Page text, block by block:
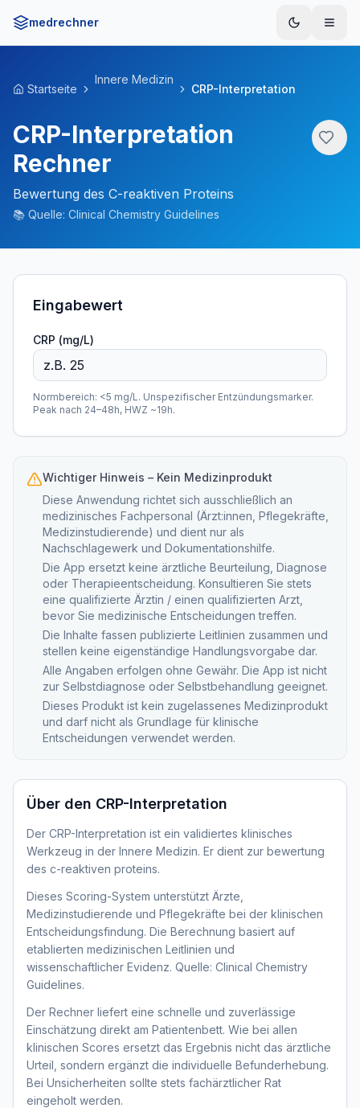
medrechner
Startseite
Innere Medizin
CRP-Interpretation
CRP-Interpretation
Rechner
Bewertung des C-reaktiven Proteins
📚 Quelle: Clinical Chemistry Guidelines
Eingabewert
CRP (mg/L)
Normbereich: <5 mg/L. Unspezifischer Entzündungsmarker.
Peak nach 24–48h, HWZ ~19h.
Wichtiger Hinweis – Kein Medizinprodukt
Diese Anwendung richtet sich ausschließlich an
medizinisches Fachpersonal (Ärzt:innen, Pflegekräfte,
Medizinstudierende) und dient nur als
Nachschlagewerk und Dokumentationshilfe.
Die App ersetzt keine ärztliche Beurteilung, Diagnose
oder Therapieentscheidung. Konsultieren Sie stets
eine qualifizierte Ärztin / einen qualifizierten Arzt,
bevor Sie medizinische Entscheidungen treffen.
Die Inhalte fassen publizierte Leitlinien zusammen und
stellen keine eigenständige Handlungsvorgabe dar.
Alle Angaben erfolgen ohne Gewähr. Die App ist nicht
zur Selbstdiagnose oder Selbstbehandlung geeignet.
Dieses Produkt ist kein zugelassenes Medizinprodukt
und darf nicht als Grundlage für klinische
Entscheidungen verwendet werden.
Über den CRP-Interpretation
Der CRP-Interpretation ist ein validiertes klinisches
Werkzeug in der Innere Medizin. Er dient zur bewertung
des c-reaktiven proteins.
Dieses Scoring-System unterstützt Ärzte,
Medizinstudierende und Pflegekräfte bei der klinischen
Entscheidungsfindung. Die Berechnung basiert auf
etablierten medizinischen Leitlinien und
wissenschaftlicher Evidenz. Quelle: Clinical Chemistry
Guidelines.
Der Rechner liefert eine schnelle und zuverlässige
Einschätzung direkt am Patientenbett. Wie bei allen
klinischen Scores ersetzt das Ergebnis nicht das ärztliche
Urteil, sondern ergänzt die individuelle Befunderhebung.
Bei Unsicherheiten sollte stets fachärztlicher Rat
eingeholt werden.